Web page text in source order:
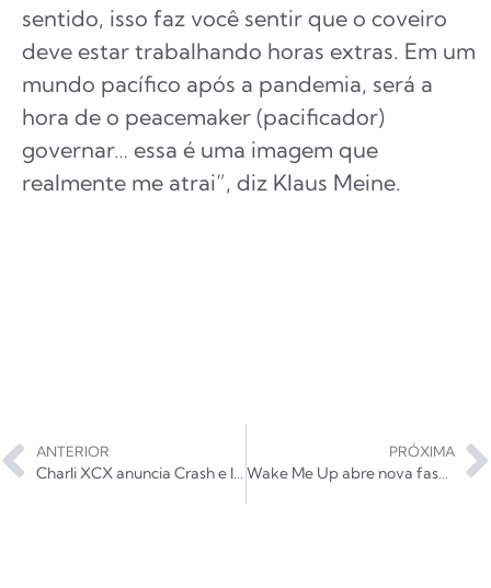
sentido, isso faz você sentir que o coveiro
deve estar trabalhando horas extras. Em um
mundo pacífico após a pandemia, será a
hora de o peacemaker (pacificador)
governar… essa é uma imagem que
realmente me atrai”, diz Klaus Meine.
ANTERIOR
Charli XCX anuncia Crash e libera primeiro single; ouça New Shapes
PRÓXIMA
Wake Me Up abre nova fase da carreira do Foals; ouça!